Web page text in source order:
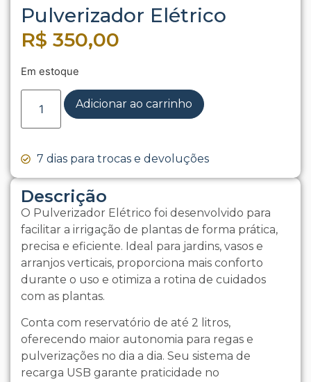
Descrição
O Pulverizador Elétrico foi desenvolvido para
facilitar a irrigação de plantas de forma prática,
precisa e eficiente. Ideal para jardins, vasos e
arranjos verticais, proporciona mais conforto
durante o uso e otimiza a rotina de cuidados
com as plantas.
Conta com reservatório de até 2 litros,
oferecendo maior autonomia para regas e
pulverizações no dia a dia. Seu sistema de
recarga USB garante praticidade no
Pulverizador Elétrico
R$ 350,00
Em estoque
Adicionar ao carrinho
7 dias para trocas e devoluções